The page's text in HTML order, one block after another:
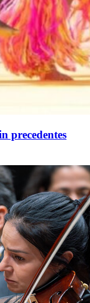
precedentes